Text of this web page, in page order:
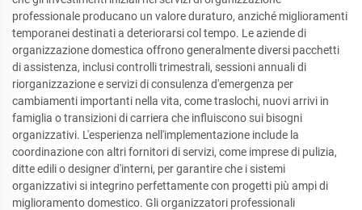
professionale producano un valore duraturo, anziché miglioramenti
temporanei destinati a deteriorarsi col tempo. Le aziende di
organizzazione domestica offrono generalmente diversi pacchetti
di assistenza, inclusi controlli trimestrali, sessioni annuali di
riorganizzazione e servizi di consulenza d'emergenza per
cambiamenti importanti nella vita, come traslochi, nuovi arrivi in
famiglia o transizioni di carriera che influiscono sui bisogni
organizzativi. L'esperienza nell'implementazione include la
coordinazione con altri fornitori di servizi, come imprese di pulizia,
ditte edili o designer d'interni, per garantire che i sistemi
organizzativi si integrino perfettamente con progetti più ampi di
miglioramento domestico. Gli organizzatori professionali